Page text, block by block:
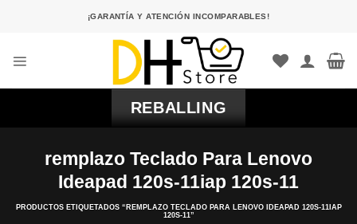
¡GARANTÍA Y ATENCIÓN INCOMPARABLES!
REBALLING
remplazo Teclado Para Lenovo
Ideapad 120s-11iap 120s-11
PRODUCTOS ETIQUETADOS “REMPLAZO TECLADO PARA LENOVO IDEAPAD 120S-11IAP
120S-11”